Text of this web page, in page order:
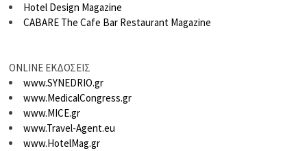
Hotel Design Magazine
CABARE The Cafe Bar Restaurant Magazine
ONLINE ΕΚΔΟΣΕΙΣ
www.SYNEDRIO.gr
www.MedicalCongress.gr
www.MICE.gr
www.Travel-Agent.eu
www.HotelMag.gr